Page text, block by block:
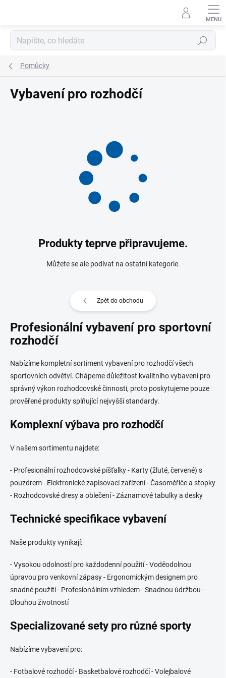
Hledat
Pomůcky
Vybavení pro rozhodčí
Produkty teprve připravujeme.
Můžete se ale podívat na ostatní kategorie.
Zpět do obchodu
Profesionální vybavení pro sportovní
rozhodčí
Nabízíme kompletní sortiment vybavení pro rozhodčí všech
sportovních odvětví. Chápeme důležitost kvalitního vybavení pro
správný výkon rozhodcovské činnosti, proto poskytujeme pouze
prověřené produkty splňující nejvyšší standardy.
Komplexní výbava pro rozhodčí
V našem sortimentu najdete:
- Profesionální rozhodcovské píšťalky - Karty (žluté, červené) s
pouzdrem - Elektronické zapisovací zařízení - Časoměřiče a stopky
- Rozhodcovské dresy a oblečení - Záznamové tabulky a desky
Technické specifikace vybavení
Naše produkty vynikají:
- Vysokou odolností pro každodenní použití - Voděodolnou
úpravou pro venkovní zápasy - Ergonomickým designem pro
snadné použití - Profesionálním vzhledem - Snadnou údržbou -
Dlouhou životností
Specializované sety pro různé sporty
Nabízíme vybavení pro:
- Fotbalové rozhodčí - Basketbalové rozhodčí - Volejbalové